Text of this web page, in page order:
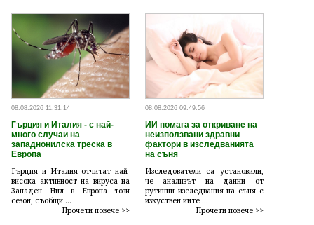
08.08.2026 11:31:14
Гърция и Италия - с най-
много случаи на
западнонилска треска в
Европа
Гърция и Италия отчитат най-
висока активност на вируса на
Западен Нил в Европа този
сезон, съобщи ...
Прочети повече >>
08.08.2026 09:49:56
ИИ помага за откриване на
неизползвани здравни
фактори в изследванията
на съня
Изследователи са установили,
че анализът на данни от
рутинни изследвания на съня с
изкуствен инте ...
Прочети повече >>